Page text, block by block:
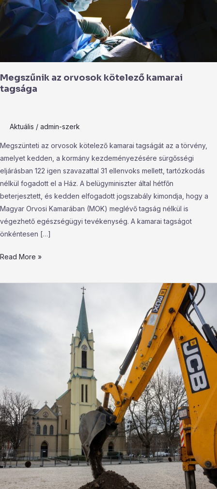
Megszűnik az orvosok kötelező kamarai
tagsága
Aktuális / admin-szerk
Megszünteti az orvosok kötelező kamarai tagságát az a törvény,
amelyet kedden, a kormány kezdeményezésére sürgősségi
eljárásban 122 igen szavazattal 31 ellenvoks mellett, tartózkodás
nélkül fogadott el a Ház. A belügyminiszter által hétfőn
beterjesztett, és kedden elfogadott jogszabály kimondja, hogy a
Magyar Orvosi Kamarában (MOK) meglévő tagság nélkül is
végezhető egészségügyi tevékenység. A kamarai tagságot
önkéntesen […]
Read More »
park
kivitelezése